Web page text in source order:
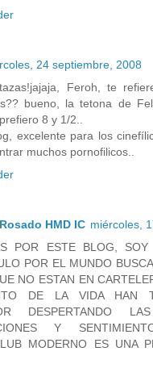
24 septiembre, 2008
Feroh, te
bueno, la tetona de
8 y 1/2..
excelente para los
muchos pornofilicos..
HMD IC miércoles,
POR ESTE BLOG,
POR EL MUNDO
NO ESTAN EN
DE LA VIDA HAN
DESPERTANDO
Y
MODERNO ES UNA